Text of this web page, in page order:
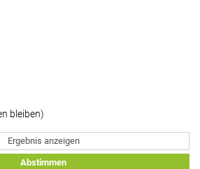
bleiben)
Ergebnis anzeigen
Abstimmen